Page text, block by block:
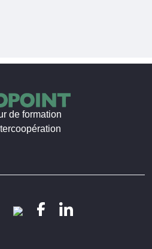
de formation